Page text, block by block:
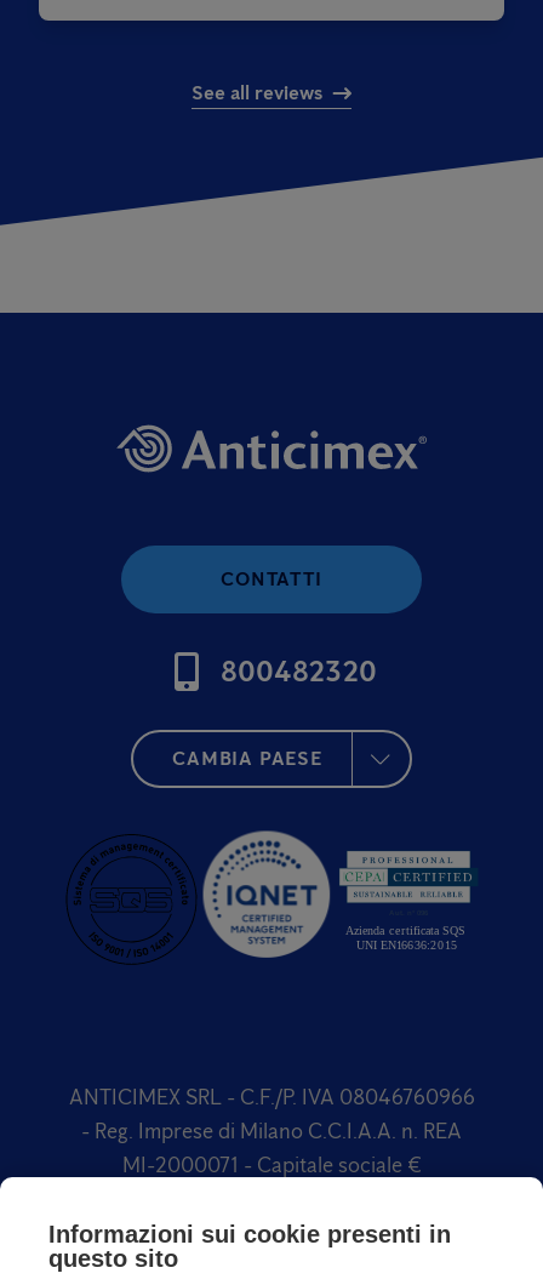
See all reviews
CONTATTI
800482320
CAMBIA PAESE
ANTICIMEX SRL - C.F./P. IVA 08046760966
- Reg. Imprese di Milano C.C.I.A.A. n. REA
MI-2000071 - Capitale sociale €
coordinamento di Anticimex International
Informazioni sui cookie presenti in
questo sito